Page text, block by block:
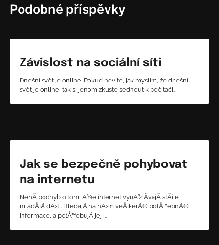
Podobné příspěvky
Závislost na sociální síti
Dnešní svět je online. Pokud nevíte, jak myslím, že dnešní
svět je online, tak si jenom zkuste sednout k počítači…
Jak se bezpečně pohybovat
na internetu
NenÃ­ pochyb o tom, Å¾e internet vyuÅ¾Ã­vajÃ­ stÃ¡le
mladÅ¡Ã­ dÄ›ti. HledajÃ­ na nÄ›m veÅ¡kerÃ© potÅ™ebnÃ©
informace, a potÅ™ebujÃ­ jej i…